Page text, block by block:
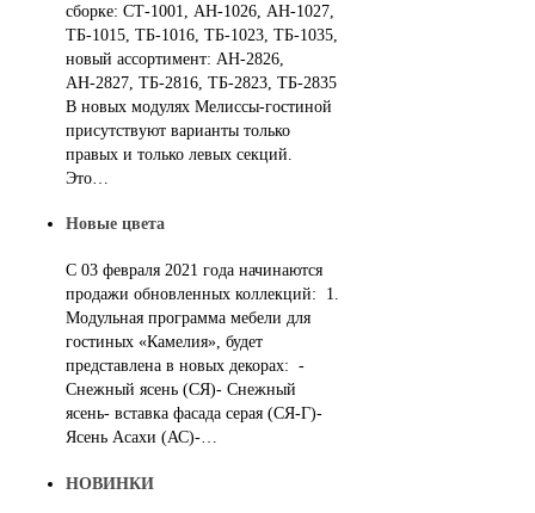
сборке: СТ-1001, АН-1026, АН-1027,
ТБ-1015, ТБ-1016, ТБ-1023, ТБ-1035,
новый ассортимент: АН-2826,
АН-2827, ТБ-2816, ТБ-2823, ТБ-2835
В новых модулях Мелиссы-гостиной
присутствуют варианты только
правых и только левых секций.
Это…
Новые цвета
С 03 февраля 2021 года начинаются
продажи обновленных коллекций: 1.
Модульная программа мебели для
гостиных «Камелия», будет
представлена в новых декорах: -
Снежный ясень (СЯ)- Снежный
ясень- вставка фасада серая (СЯ-Г)-
Ясень Асахи (АС)-…
НОВИНКИ